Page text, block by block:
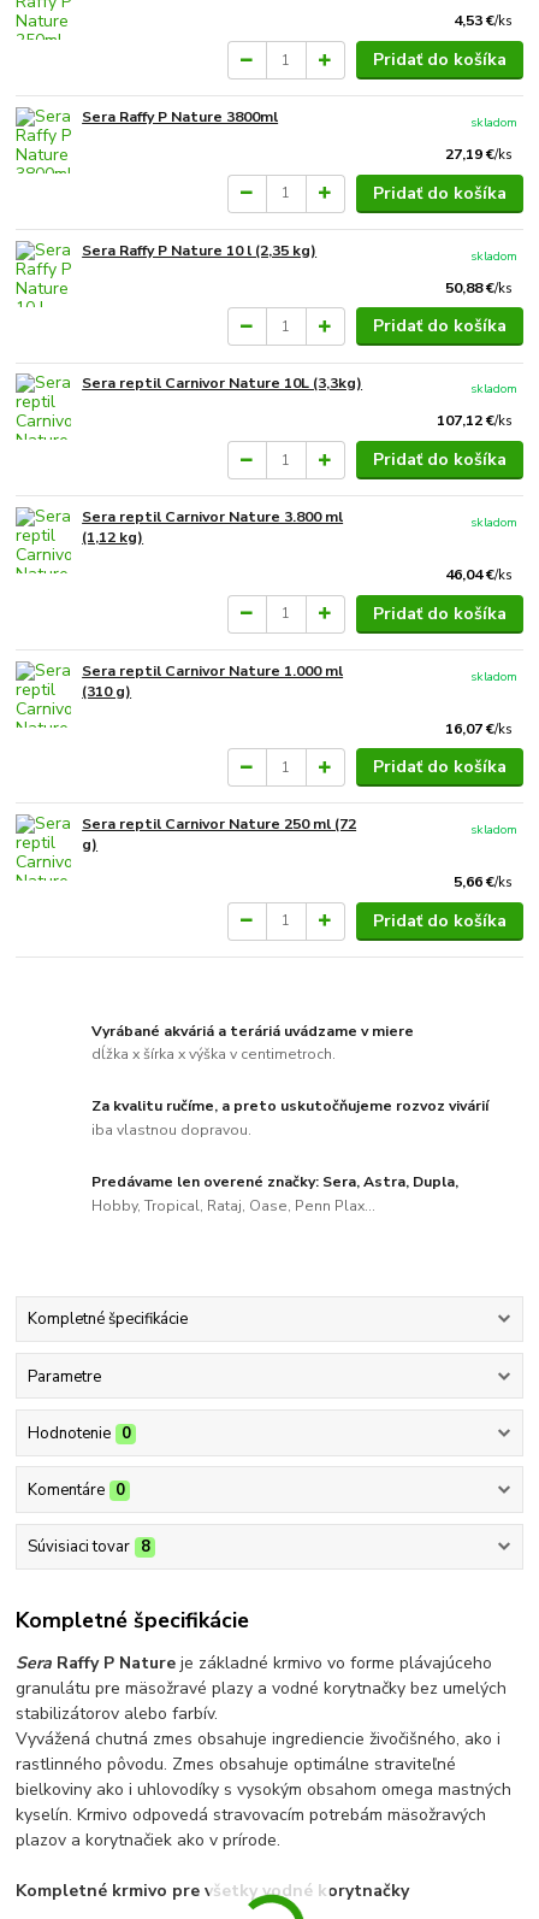
4,53 €/ks
Pridať do košíka
Sera Raffy P Nature 3800ml
27,19 €/ks
skladom
Pridať do košíka
Sera Raffy P Nature 10 l (2,35 kg)
50,88 €/ks
skladom
Pridať do košíka
Sera reptil Carnivor Nature 10L (3,3kg)
107,12 €/ks
skladom
Pridať do košíka
Sera reptil Carnivor Nature 3.800 ml
(1,12 kg)
46,04 €/ks
skladom
Pridať do košíka
Sera reptil Carnivor Nature 1.000 ml
(310 g)
16,07 €/ks
skladom
Pridať do košíka
Sera reptil Carnivor Nature 250 ml (72
g)
5,66 €/ks
skladom
Pridať do košíka
Vyrábané akváriá a teráriá uvádzame v miere
dĺžka x šírka x výška v centimetroch.
Za kvalitu ručíme, a preto uskutočňujeme rozvoz vivárií
iba vlastnou dopravou.
Predávame len overené značky: Sera, Astra, Dupla,
Hobby, Tropical, Rataj, Oase, Penn Plax...
Kompletné špecifikácie
Parametre
Hodnotenie 0
Komentáre 0
Súvisiaci tovar 8
Kompletné špecifikácie
Sera Raffy P Nature je základné krmivo vo forme plávajúceho
granulátu pre mäsožravé plazy a vodné korytnačky bez umelých
stabilizátorov alebo farbív.
Vyvážená chutná zmes obsahuje ingrediencie živočišného, ako i
rastlinného pôvodu. Zmes obsahuje optimálne straviteľné
bielkoviny ako i uhlovodíky s vysokým obsahom omega mastných
kyselín. Krmivo odpovedá stravovacím potrebám mäsožravých
plazov a korytnačiek ako v prírode.
Kompletné krmivo pre všetky vodné korytnačky